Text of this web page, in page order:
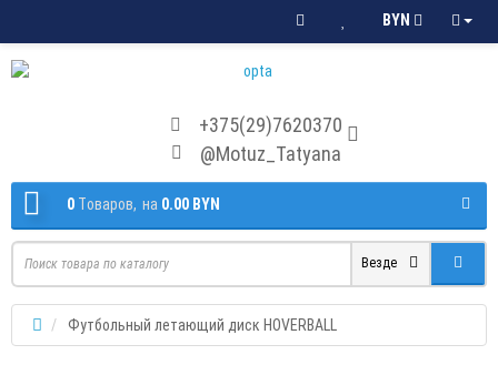
BYN
+375(29)7620370
@Motuz_Tatyana
0 Tоваров, на 0.00 BYN
Везде
Футбольный летающий диск HOVERBALL